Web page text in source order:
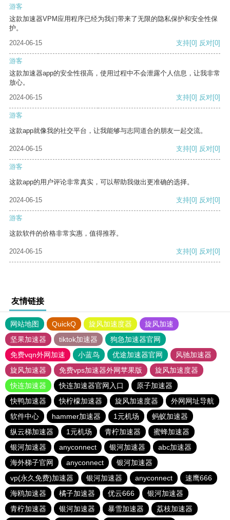
游客
这款加速器VPM应用程序已经为我们带来了无限的隐私保护和安全性保
护。
2024-06-15
支持[0] 反对[0]
游客
这款加速器app的安全性很高，使用过程中不会泄露个人信息，让我非常
放心。
2024-06-15
支持[0] 反对[0]
游客
这款app就像我的社交平台，让我能够与志同道合的朋友一起交流。
2024-06-15 支持[0] 反对[0]
游客
这款app的用户评论非常真实，可以帮助我做出更准确的选择。
2024-06-15 支持[0] 反对[0]
游客
这款软件的价格非常实惠，值得推荐。
2024-06-15 支持[0] 反对[0]
友情链接
网站地图 QuickQ 旋风加速度器
旋风加速
坚果加速器
tiktok加速器
狗急加速器官网
免费vqn外网加速
小蓝鸟 优途加速器官网
风驰加速器
旋风加速器
免费vps加速器外网苹果版
旋风加速度器
快连加速器
快连加速器官网入口
原子加速器
快鸭加速器
快柠檬加速器 旋风加速度器
外网网址导航
软件中心
hammer加速器 1元机场
蚂蚁加速器
纵云梯加速器
1元机场 青柠加速器
蜜蜂加速器
银河加速器
anyconnect 银河加速器
abc加速器
海外梯子官网
anyconnect
银河加速器
vp(永久免费)加速器
银河加速器 anyconnect
速鹰666
海鸥加速器
橘子加速器 优云666
银河加速器
青柠加速器
银河加速器 暴雪加速器 荔枝加速器